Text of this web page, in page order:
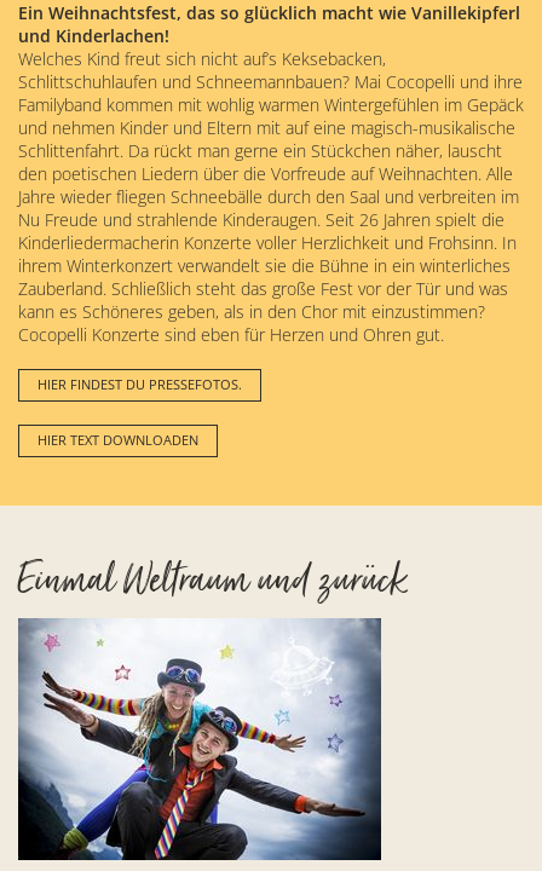
Ein Weihnachtsfest, das so glücklich macht wie Vanillekipferl
und Kinderlachen!
Welches Kind freut sich nicht auf’s Keksebacken,
Schlittschuhlaufen und Schneemannbauen? Mai Cocopelli und ihre
Familyband kommen mit wohlig warmen Wintergefühlen im Gepäck
und nehmen Kinder und Eltern mit auf eine magisch-musikalische
Schlittenfahrt. Da rückt man gerne ein Stückchen näher, lauscht
den poetischen Liedern über die Vorfreude auf Weihnachten. Alle
Jahre wieder fliegen Schneebälle durch den Saal und verbreiten im
Nu Freude und strahlende Kinderaugen. Seit 26 Jahren spielt die
Kinderliedermacherin Konzerte voller Herzlichkeit und Frohsinn. In
ihrem Winterkonzert verwandelt sie die Bühne in ein winterliches
Zauberland. Schließlich steht das große Fest vor der Tür und was
kann es Schöneres geben, als in den Chor mit einzustimmen?
Cocopelli Konzerte sind eben für Herzen und Ohren gut.
HIER FINDEST DU PRESSEFOTOS.
HIER TEXT DOWNLOADEN
Einmal Weltraum und zurück